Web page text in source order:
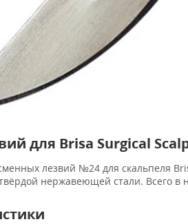
для Brisa Surgical
лезвий №24 для скальпеля
нержавеющей стали. Всего в